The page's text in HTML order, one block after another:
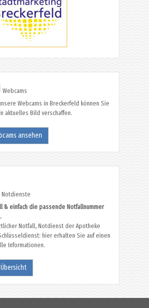
Webcams
Webcams in Breckerfeld können Sie
aktuelles Bild verschaffen.
ansehen
Notdienste
& einfach die passende Notfallnummer
Notfall, Notdienst der Apotheke
hier erhalten Sie auf einen
Informationen.